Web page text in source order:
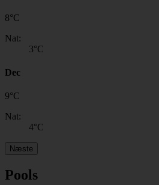
8°C
Nat:
3°C
Dec
9°C
Nat:
4°C
Næste
Pools